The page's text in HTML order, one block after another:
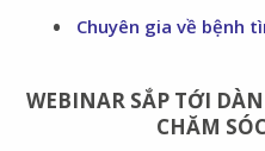
Chuyên gia về bệnh
WEBINAR SẮP TỚI
CHĂM